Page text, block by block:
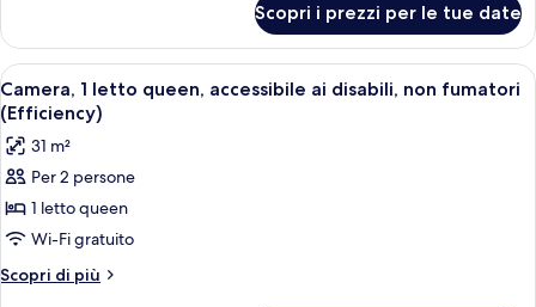
ai
disabili,
fumatori
(Efficiency)
1
letto
queen,
accessibile
ai
disabili,
fumatori
(Efficiency)
Scopri i prezzi per le tue date
Apri
tutte
le
foto
per
Camera,
1
letto
Una cucina accessoriata con forno
1
Camera, 1 letto queen, accessibile ai disabili, non fumatori
(Efficiency)
31 m²
Per 2 persone
1 letto queen
Wi-Fi gratuito
Scopri di più
Altri